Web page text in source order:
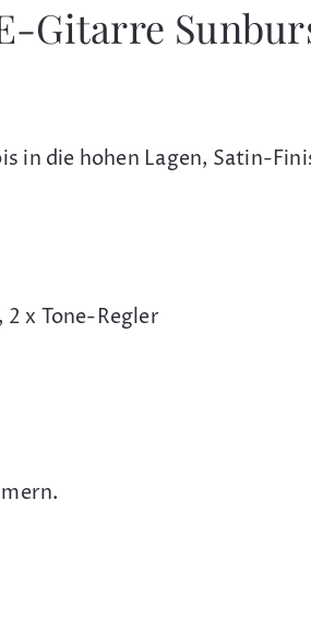
Gitarre
in die hohen Lagen, Satin-
x Tone-Regler